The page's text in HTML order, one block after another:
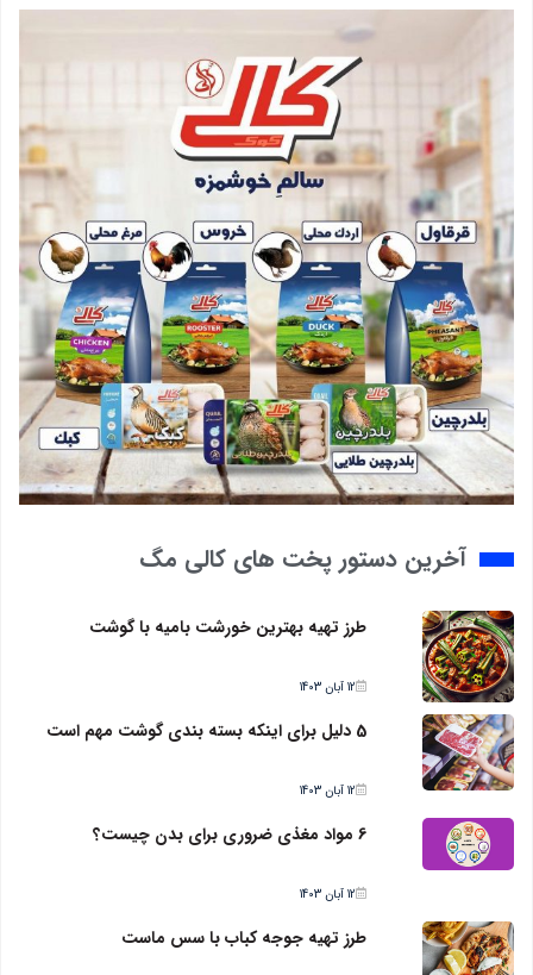
آخرین دستور پخت های کالی مگ
طرز تهیه بهترین خورشت بامیه با گوشت
12 آبان 1403
5 دلیل برای اینکه بسته بندی گوشت مهم است
12 آبان 1403
6 مواد مغذی ضروری برای بدن چیست؟
12 آبان 1403
طرز تهیه جوجه کباب با سس ماست